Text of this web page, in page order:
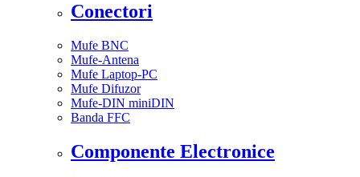
Conectori
Mufe BNC
Mufe-Antena
Mufe Laptop-PC
Mufe Difuzor
Mufe-DIN miniDIN
Banda FFC
Componente Electronice